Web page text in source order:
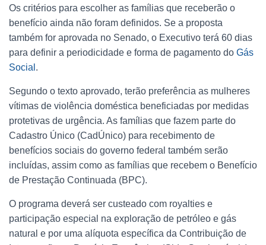
Os critérios para escolher as famílias que receberão o
benefício ainda não foram definidos. Se a proposta
também for aprovada no Senado, o Executivo terá 60 dias
para definir a periodicidade e forma de pagamento do Gás
Social .
Segundo o texto aprovado, terão preferência as mulheres
vítimas de violência doméstica beneficiadas por medidas
protetivas de urgência. As famílias que fazem parte do
Cadastro Único (CadÚnico) para recebimento de
benefícios sociais do governo federal também serão
incluídas, assim como as famílias que recebem o Benefício
de Prestação Continuada (BPC).
O programa deverá ser custeado com royalties e
participação especial na exploração de petróleo e gás
natural e por uma alíquota específica da Contribuição de